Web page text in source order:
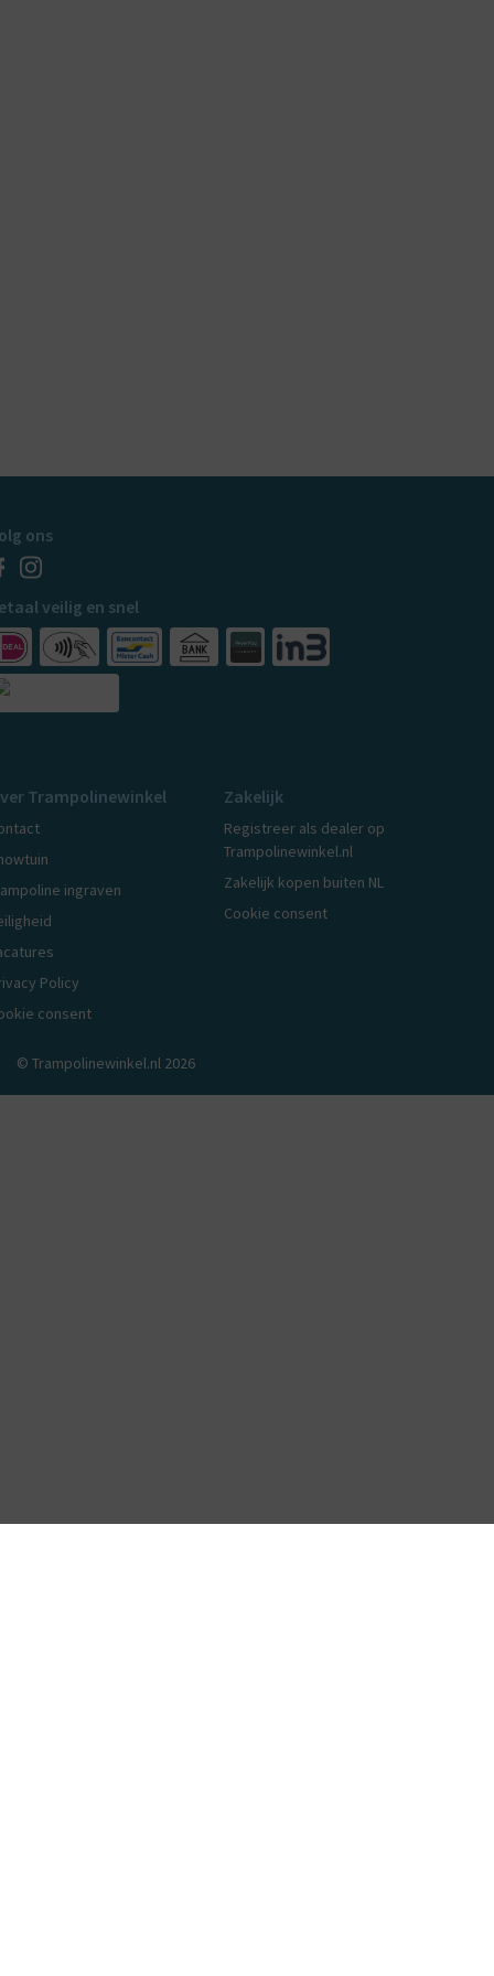
ons
veilig en snel
Trampolinewinkel
ingraven
Policy
consent
Zakelijk
Registreer als dealer op
Trampolinewinkel.nl
Zakelijk kopen buiten NL
Cookie consent
© Trampolinewinkel.nl 2026